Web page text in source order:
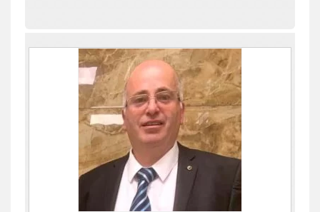
לשעבר סגן מנהל המחלקה הפלילית
בפרקליטות המדינה
0506217994
עו"ד נס בן נתן
פלילי כלכלי פשיעה חמורה נוער
0505555110
שחר מנדלמן, שלומציון גבאי מנדלמן
– משרד עורכי דין